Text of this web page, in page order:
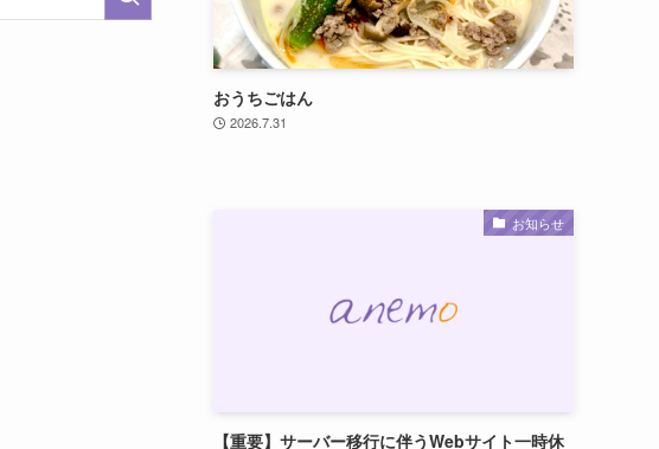
おうちごはん
2026.7.31
お知らせ
【重要】サーバー移行に伴うWebサイト一時休